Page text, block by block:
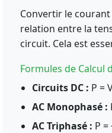
Convertir le
relation entre la
circuit. Cela est
Formules de Calcul
Circuits DC : P =
AC Monophasé :
AC Triphasé : P